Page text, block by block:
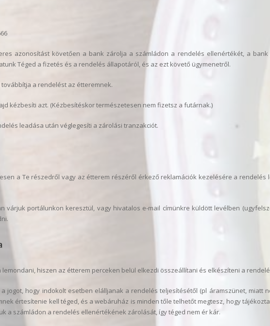
azonosítást követően a bank zárolja a számládon a rendelés ellenértékét, a
Téged a fizetés és a rendelés állapotáról, és az ezt követő ügymenetről.
a rendelést az étteremnek.
kézbesíti azt. (Kézbesítéskor természetesen nem fizetsz a futárnak.)
leadása után véglegesíti a zárolási tranzakciót.
a Te részedről vagy az étterem részéről érkező reklamációk kezelésére a
várjuk portálunkon keresztül, vagy hivatalos e-mail címünkre küldött levélben
hiszen az étterem perceken belül elkezdi összeállítani és elkészíteni a
jogot, hogy indokolt esetben elálljanak a rendelés teljesítésétől (pl áramszünet,
értesítenie kell téged, és a webáruház is minden tőle telhetőt megtesz, hogy
a számládon a rendelés ellenértékének zárolását, így téged nem ér kár.